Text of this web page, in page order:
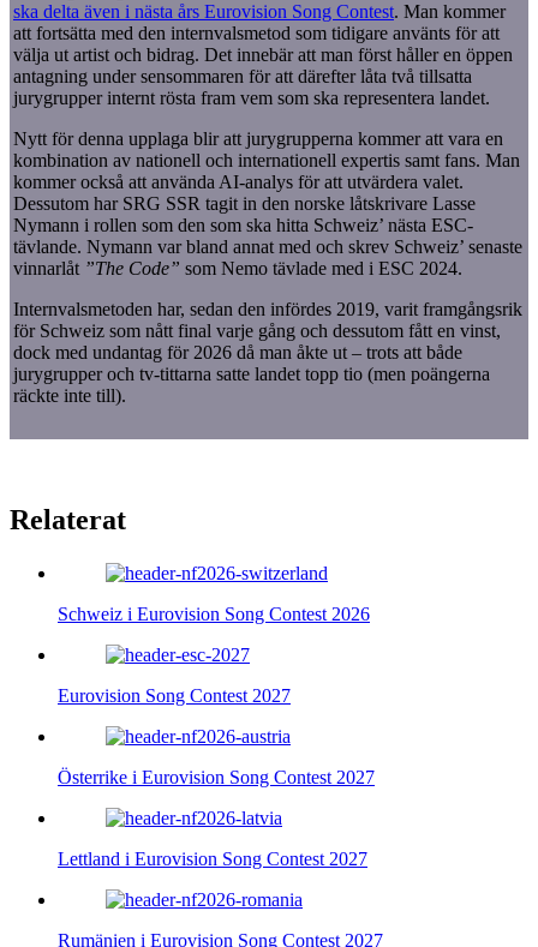
ska delta även i nästa års Eurovision Song Contest. Man kommer
att fortsätta med den internvalsmetod som tidigare använts för att
välja ut artist och bidrag. Det innebär att man först håller en öppen
antagning under sensommaren för att därefter låta två tillsatta
jurygrupper internt rösta fram vem som ska representera landet.
Nytt för denna upplaga blir att jurygrupperna kommer att vara en
kombination av nationell och internationell expertis samt fans. Man
kommer också att använda AI-analys för att utvärdera valet.
Dessutom har SRG SSR tagit in den norske låtskrivare Lasse
Nymann i rollen som den som ska hitta Schweiz’ nästa ESC-
tävlande. Nymann var bland annat med och skrev Schweiz’ senaste
vinnarlåt ”The Code” som Nemo tävlade med i ESC 2024.
Internvalsmetoden har, sedan den infördes 2019, varit framgångsrik
för Schweiz som nått final varje gång och dessutom fått en vinst,
dock med undantag för 2026 då man åkte ut – trots att både
jurygrupper och tv-tittarna satte landet topp tio (men poängerna
räckte inte till).
Relaterat
Schweiz i Eurovision Song Contest 2026
Eurovision Song Contest 2027
Österrike i Eurovision Song Contest 2027
Lettland i Eurovision Song Contest 2027
Rumänien i Eurovision Song Contest 2027